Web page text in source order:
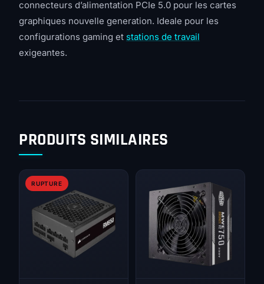
connecteurs d’alimentation PCIe 5.0 pour les cartes
graphiques nouvelle generation. Ideale pour les
configurations gaming et stations de travail
exigeantes.
PRODUITS SIMILAIRES
RUPTURE